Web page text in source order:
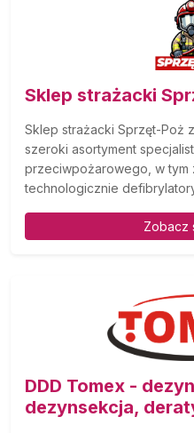
Sklep strażacki
Sklep strażacki Sprzęt-Poż
szeroki asortyment
przeciwpożarowego, w tym
technologicznie
Zobacz
DDD Tomex -
dezynsekcja,